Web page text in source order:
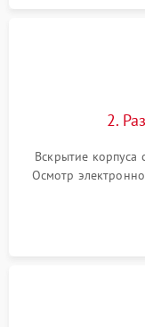
2.
Вскрытие
Осмотр
излучателя, а
уплотнительных